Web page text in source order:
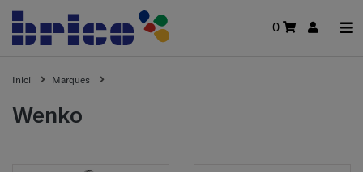
0
Inici Marques
wenko